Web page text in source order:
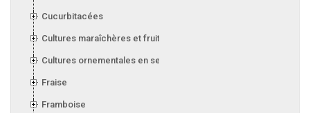
Cucurbitacées
Cultures maraîchères et fruitières en serre
Cultures ornementales en serre
Fraise
Framboise